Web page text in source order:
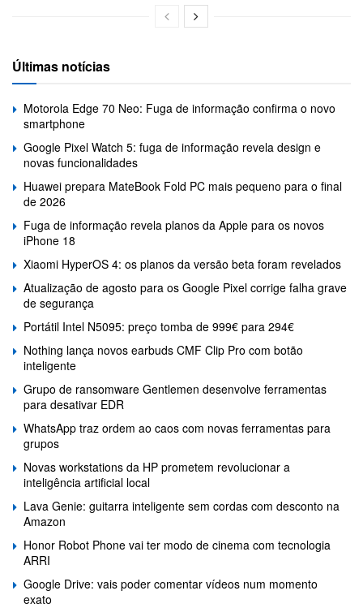
Últimas notícias
Motorola Edge 70 Neo: Fuga de informação confirma o novo
smartphone
Google Pixel Watch 5: fuga de informação revela design e
novas funcionalidades
Huawei prepara MateBook Fold PC mais pequeno para o final
de 2026
Fuga de informação revela planos da Apple para os novos
iPhone 18
Xiaomi HyperOS 4: os planos da versão beta foram revelados
Atualização de agosto para os Google Pixel corrige falha grave
de segurança
Portátil Intel N5095: preço tomba de 999€ para 294€
Nothing lança novos earbuds CMF Clip Pro com botão
inteligente
Grupo de ransomware Gentlemen desenvolve ferramentas
para desativar EDR
WhatsApp traz ordem ao caos com novas ferramentas para
grupos
Novas workstations da HP prometem revolucionar a
inteligência artificial local
Lava Genie: guitarra inteligente sem cordas com desconto na
Amazon
Honor Robot Phone vai ter modo de cinema com tecnologia
ARRI
Google Drive: vais poder comentar vídeos num momento
exato